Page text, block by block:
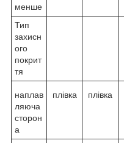
менше
Тип
захисн
ого
покрит
тя
наплав
ляюча
сторон
а
плівка плівка